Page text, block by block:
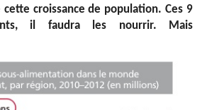
croissance de population. Ces 9
il faudra les nourrir. Mais